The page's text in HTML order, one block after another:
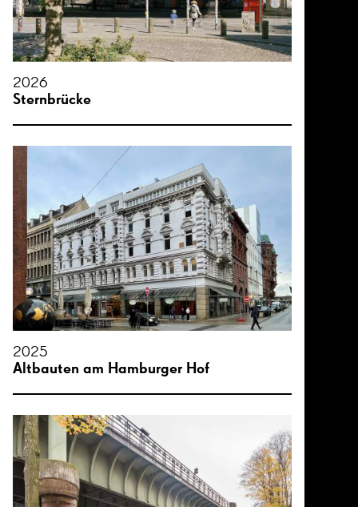
2026
Sternbrücke
2025
Altbauten am Hamburger Hof